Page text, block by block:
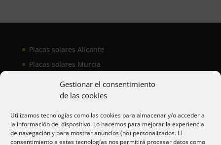
Gestionar el consentimiento
de las cookies
Utilizamos tecnologías como las cookies para almacenar y/o acceder a
la información del dispositivo. Lo hacemos para mejorar la experiencia
de navegación y para mostrar anuncios (no) personalizados. El
consentimiento a estas tecnologías nos permitirá procesar datos como
Placas solares Alicante
Placas solares Murcia
Aire acondicionado Alicante
Aire acondicionador Murcia